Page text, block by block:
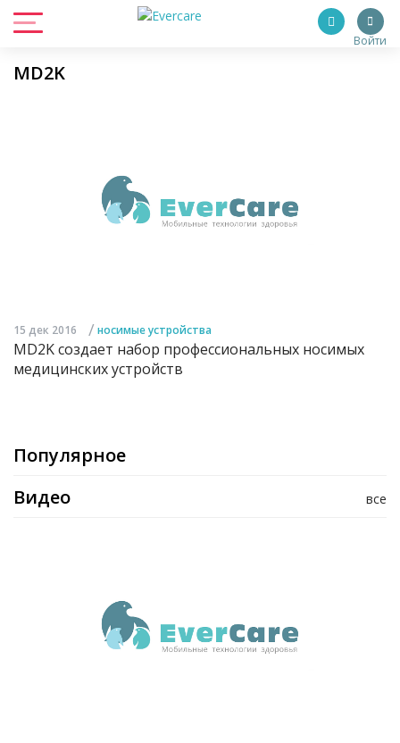
Войти
MD2K
15 дек 2016 / носимые устройства
MD2K создает набор профессиональных носимых
медицинских устройств
Популярное
все
Видео